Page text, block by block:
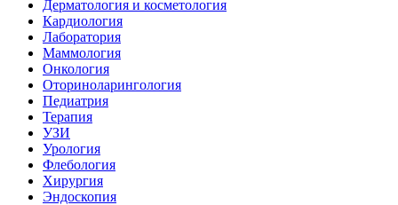
Дерматология и косметология
Кардиология
Лаборатория
Маммология
Онкология
Оториноларингология
Педиатрия
Терапия
УЗИ
Урология
Флебология
Хирургия
Эндоскопия